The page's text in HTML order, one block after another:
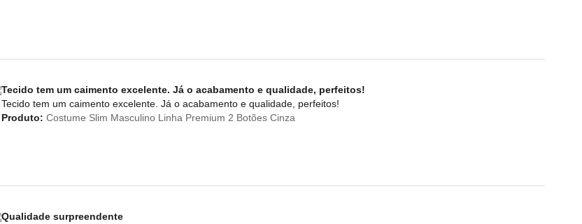
Tecido tem um caimento excelente. Já o acabamento e qualidade, perfeitos!
Tecido tem um caimento excelente. Já o acabamento e qualidade, perfeitos!
Produto: Costume Slim Masculino Linha Premium 2 Botões Cinza
Qualidade surpreendente